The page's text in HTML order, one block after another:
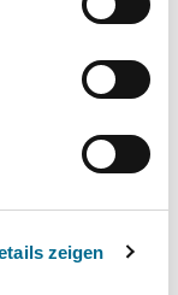
zeigen
- -
- -